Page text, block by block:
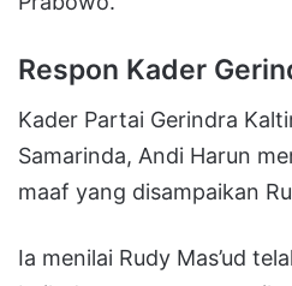
Respon Kader
Kader Partai Gerindra
Samarinda, Andi Harun
maaf yang disampaikan
Ia menilai Rudy Mas’ud